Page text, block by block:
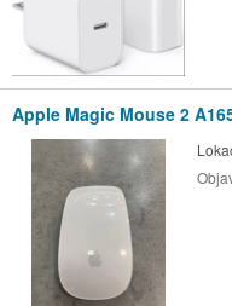
Apple Magic Mouse 2